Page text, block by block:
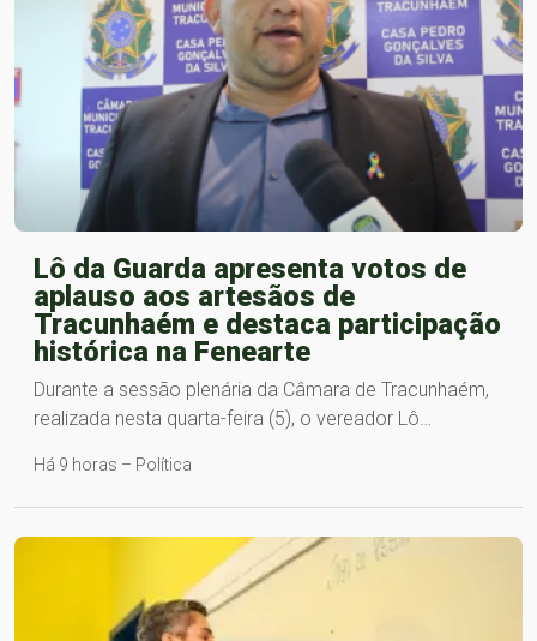
Lô da Guarda apresenta votos de
aplauso aos artesãos de
Tracunhaém e destaca participação
histórica na Fenearte
Durante a sessão plenária da Câmara de Tracunhaém,
realizada nesta quarta-feira (5), o vereador Lô…
Há 9 horas – Política